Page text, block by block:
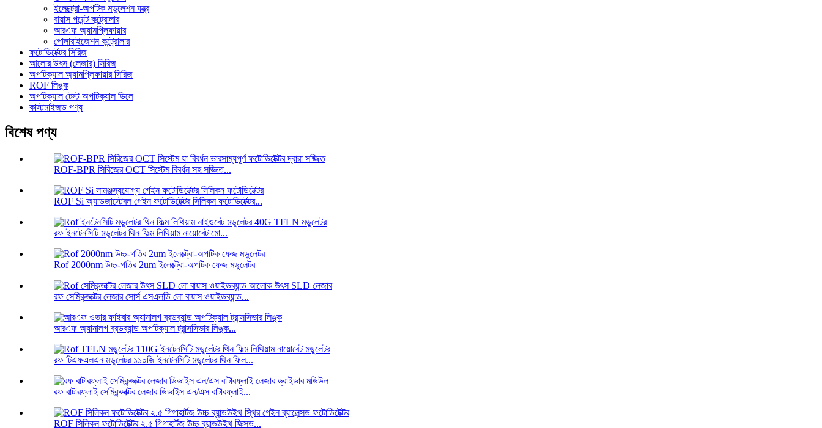
ইলেক্ট্রো-অপটিক মডুলেশন যন্ত্র
বায়াস পয়েন্ট কন্ট্রোলার
আরএফ অ্যামপ্লিফায়ার
পোলারাইজেশন কন্ট্রোলার
ফটোডিটেক্টর সিরিজ
আলোর উৎস (লেজার) সিরিজ
অপটিক্যাল অ্যামপ্লিফায়ার সিরিজ
ROF লিঙ্ক
অপটিক্যাল টেস্ট অপটিক্যাল ডিলে
কাস্টমাইজড পণ্য
বিশেষ পণ্য
ROF-BPR সিরিজের OCT সিস্টেম বিবর্ধন সহ সজ্জিত...
ROF Si অ্যাডজাস্টেবল গেইন ফটোডিটেক্টর সিলিকন ফটোডিটেক্টর...
রফ ইনটেনসিটি মডুলেটর থিন ফিল্ম লিথিয়াম নায়োবেট মো...
Rof 2000nm উচ্চ-গতির 2um ইলেক্ট্রো-অপটিক ফেজ মডুলেটর
রফ সেমিকন্ডাক্টর লেজার সোর্স এসএলডি লো বায়াস ওয়াইডব্যান্ড...
আরএফ অ্যানালগ ব্রডব্যান্ড অপটিক্যাল ট্রান্সসিভার লিঙ্ক...
রফ টিএফএলএন মডুলেটর ১১০জি ইনটেনসিটি মডুলেটর থিন ফিল...
রফ বাটারফ্লাই সেমিকন্ডাক্টর লেজার ডিভাইস এন/এস বাটারফ্লাই...
ROF সিলিকন ফটোডিটেক্টর ২.৫ গিগাহার্টজ উচ্চ ব্যান্ডউইথ ফিক্সড...